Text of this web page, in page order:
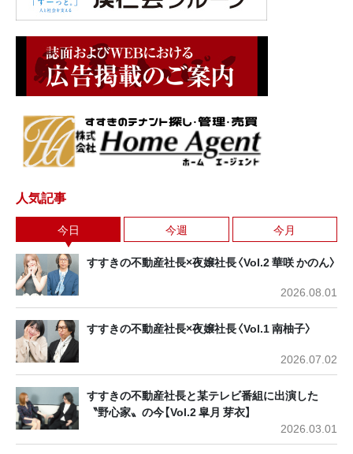
人気記事
今日 今週 今月
すすきの不動産社長×夜嬢社長〈Vol.2 華咲 かのん〉
2026.08.01
すすきの不動産社長×夜嬢社長〈Vol.1 南柚子〉
2026.07.02
すすきの不動産社長と某テレビ番組に出演した
〝野心家〟の今【Vol.2 皐月 芽衣】
2026.03.01